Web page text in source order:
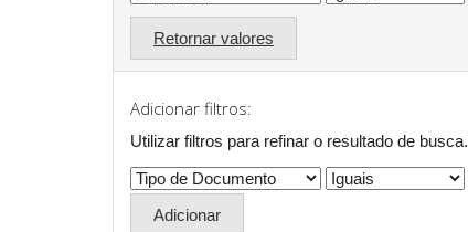
Retornar valores
Adicionar filtros:
Utilizar filtros para refinar o resultado de busca.